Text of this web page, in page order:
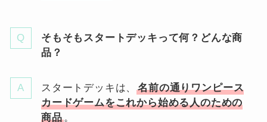
そもそもスタートデッキって何？どんな商
品？
スタートデッキは、名前の通りワンピース
カードゲームをこれから始める人のための
商品。